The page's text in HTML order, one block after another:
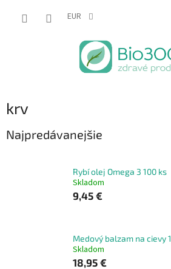
EUR
krv
Najpredávanejšie
Rybí olej Omega 3 100 ks
Skladom
9,45 €
Medový balzam na cievy
Skladom
18,95 €